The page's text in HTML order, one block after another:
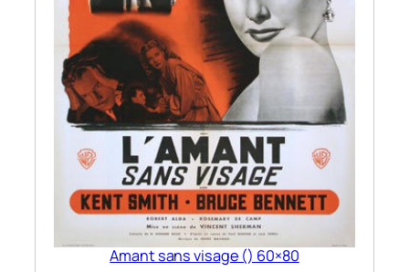
Amant sans visage () 60×80